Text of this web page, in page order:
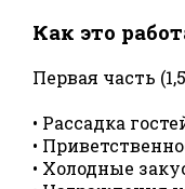
Как это
Первая часть
• Рассадка
•
• Холодные